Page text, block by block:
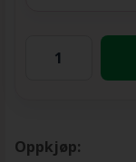
Oppkjøp: